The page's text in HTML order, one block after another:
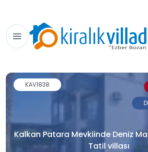
Kalkan Patara Mevkiinde Deniz
Tatil villası
KAV1838